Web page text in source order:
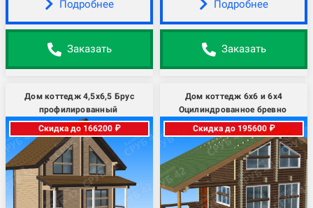
Подробнее
Заказать
Подробнее
Заказать
Дом коттедж 4,5х6,5 Брус
профилированный
Скидка до 166200 ₽
Дом коттедж 6х6 и 6х4
Оцилиндрованное бревно
Скидка до 195600 ₽